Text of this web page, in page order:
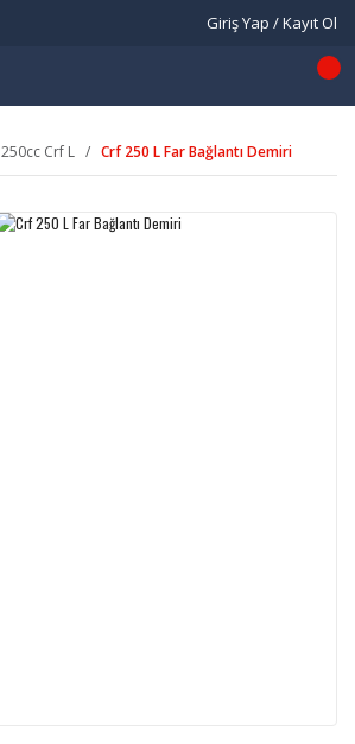
Giriş Yap / Kayıt Ol
250cc Crf L Crf 250 L Far Bağlantı Demiri